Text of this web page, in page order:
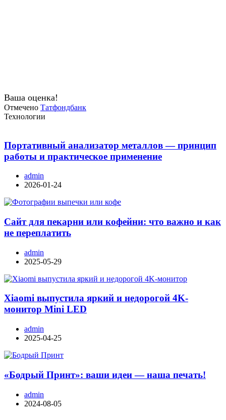
Ваша оценка!
Отмечено Татфондбанк
Технологии
Портативный анализатор металлов — принцип
работы и практическое применение
admin
2026-01-24
Сайт для пекарни или кофейни: что важно и как
не переплатить
admin
2025-05-29
Xiaomi выпустила яркий и недорогой 4K-
монитор Mini LED
admin
2025-04-25
«Бодрый Принт»: ваши идеи — наша печать!
admin
2024-08-05